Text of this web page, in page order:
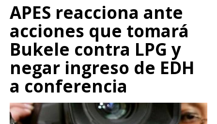
APES reacciona ante
acciones que tomará
Bukele contra LPG y
negar ingreso de EDH
a conferencia